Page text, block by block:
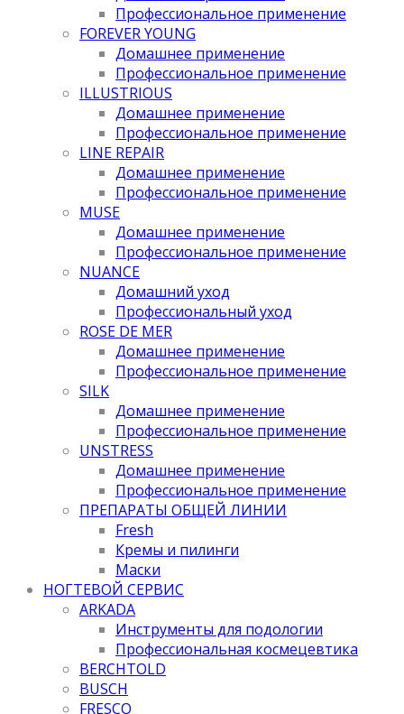
Профессиональное применение
FOREVER YOUNG
Домашнее применение
Профессиональное применение
ILLUSTRIOUS
Домашнее применение
Профессиональное применение
LINE REPAIR
Домашнее применение
Профессиональное применение
MUSE
Домашнее применение
Профессиональное применение
NUANCE
Домашний уход
Профессиональный уход
ROSE DE MER
Домашнее применение
Профессиональное применение
SILK
Домашнее применение
Профессиональное применение
UNSTRESS
Домашнее применение
Профессиональное применение
ПРЕПАРАТЫ ОБЩЕЙ ЛИНИИ
Fresh
Кремы и пилинги
Маски
НОГТЕВОЙ СЕРВИС
ARKADA
Инструменты для подологии
Профессиональная космецевтика
BERCHTOLD
BUSCH
FRESCO